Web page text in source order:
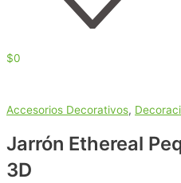
$0
Accesorios Decorativos,
Jarrón Ethereal
3D